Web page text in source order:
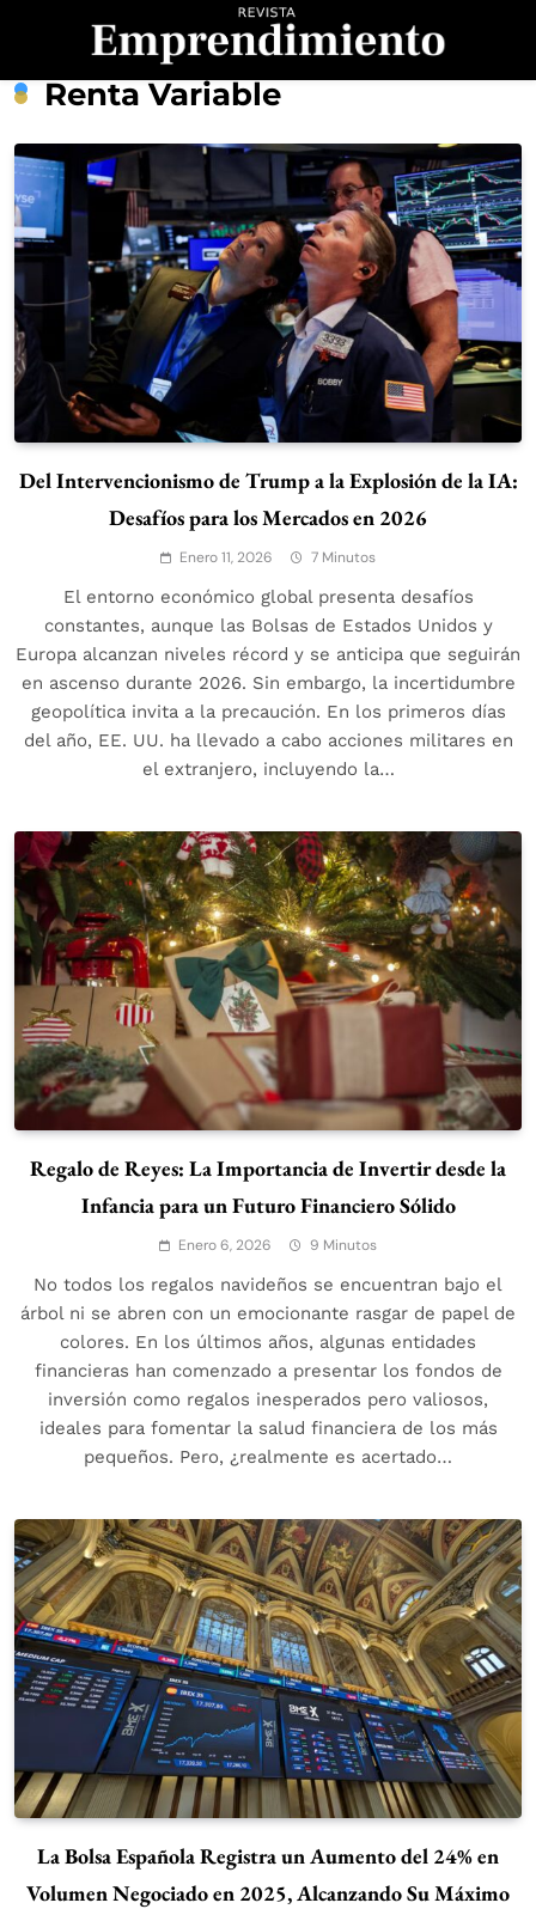
Revista
Emprendimiento
Renta Variable
Del Intervencionismo de Trump a la Explosión de la IA:
Desafíos para los Mercados en 2026
Enero 11, 2026 7 Minutos
El entorno económico global presenta desafíos
constantes, aunque las Bolsas de Estados Unidos y
Europa alcanzan niveles récord y se anticipa que seguirán
en ascenso durante 2026. Sin embargo, la incertidumbre
geopolítica invita a la precaución. En los primeros días
del año, EE. UU. ha llevado a cabo acciones militares en
el extranjero, incluyendo la…
Regalo de Reyes: La Importancia de Invertir desde la
Infancia para un Futuro Financiero Sólido
Enero 6, 2026 9 Minutos
No todos los regalos navideños se encuentran bajo el
árbol ni se abren con un emocionante rasgar de papel de
colores. En los últimos años, algunas entidades
financieras han comenzado a presentar los fondos de
inversión como regalos inesperados pero valiosos,
ideales para fomentar la salud financiera de los más
pequeños. Pero, ¿realmente es acertado…
La Bolsa Española Registra un Aumento del 24% en
Volumen Negociado en 2025, Alcanzando Su Máximo